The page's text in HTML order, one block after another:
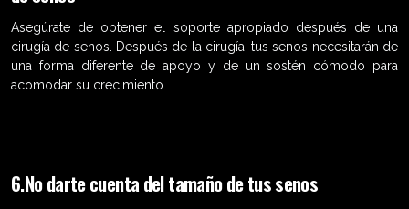
Asegúrate de obtener el soporte apropiado después de una
cirugía de senos. Después de la cirugía, tus senos necesitarán de
una forma diferente de apoyo y de un sostén cómodo para
acomodar su crecimiento.
6.No darte cuenta del tamaño de tus senos